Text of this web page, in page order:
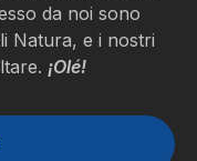
da noi sono
Natura, e i nostri
¡Olé!